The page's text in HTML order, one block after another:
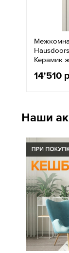
Керамик
14'510
Наши